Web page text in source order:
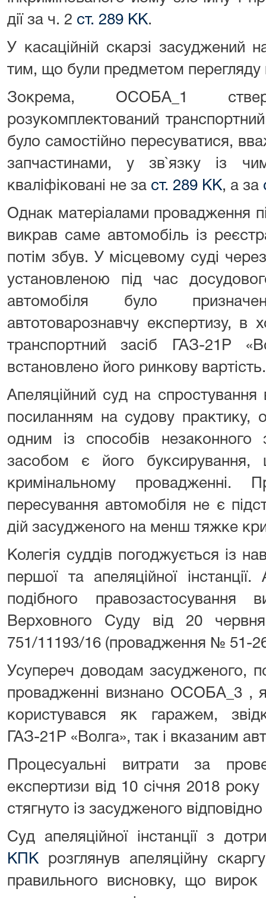
дії за ч. 2 ст. 289 КК.
У касаційній скарзі засуджений
тим, що були предметом перегляду
Зокрема, ОСОБА_1
розукомплектований
було самостійно пересуватися,
запчастинами, у зв`язку із
кваліфіковані не за ст. 289 КК, а за
Однак матеріалами провадження
викрав саме автомобіль із
потім збув. У місцевому суді
установленою під час
автомобіля було
автотоварознавчу експертизу, в
транспортний засіб ГАЗ-21Р
встановлено його ринкову вартість.
Апеляційний суд на спростування
посиланням на судову практику,
одним із способів незаконного
засобом є його
кримінальному провадженні.
пересування автомобіля не є
дій засудженого на менш тяжке
Колегія суддів погоджується із
першої та апеляційної
подібного правозастосування
Верховного Суду від 20
751/11193/16 (провадження № 51-
Усупереч доводам засудженого,
провадженні визнано ОСОБА_3 ,
користувався як гаражем,
ГАЗ-21Р «Волга», так і вказаним
Процесуальні витрати за
експертизи від 10 січня 2018
стягнуто із засудженого
Суд апеляційної інстанції з
КПКрозглянув апеляційну
правильного висновку, що вирок